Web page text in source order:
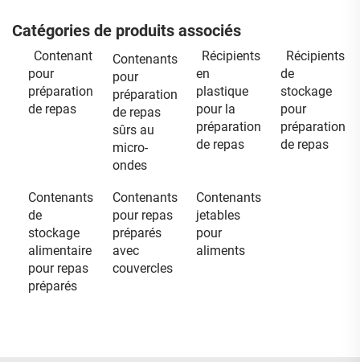
Catégories de produits associés
Contenant
pour
préparation
de repas
Contenants
pour
préparation
de repas
sûrs au
micro-
ondes
Récipients
en
plastique
pour la
préparation
de repas
Récipients
de
stockage
pour
préparation
de repas
Contenants
de
stockage
alimentaire
pour repas
préparés
Contenants
pour repas
préparés
avec
couvercles
Contenants
jetables
pour
aliments